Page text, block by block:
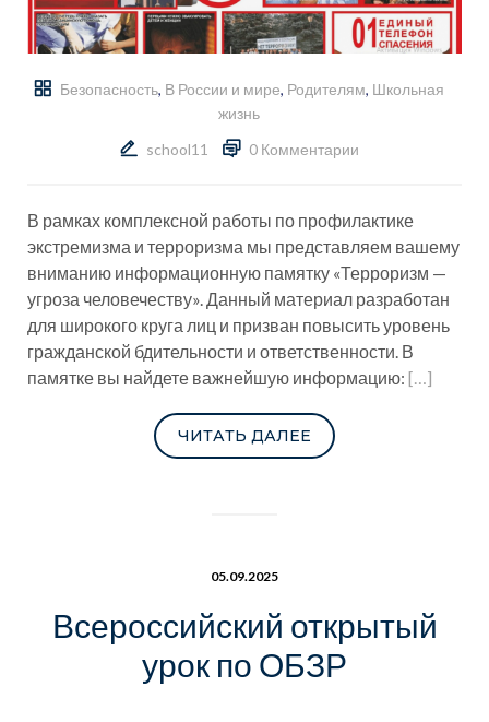
Безопасность, В России и мире, Родителям, Школьная
жизнь
school11
0 Комментарии
В рамках комплексной работы по профилактике
экстремизма и терроризма мы представляем вашему
вниманию информационную памятку «Терроризм —
угроза человечеству». Данный материал разработан
для широкого круга лиц и призван повысить уровень
гражданской бдительности и ответственности. В
памятке вы найдете важнейшую информацию: […]
ЧИТАТЬ ДАЛЕЕ
05.09.2025
Всероссийский открытый
урок по ОБЗР